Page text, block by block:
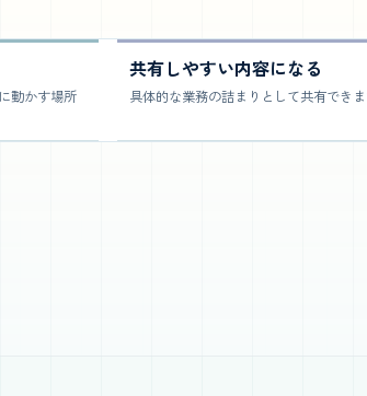
動かす場所
共有しやすい内容になる
具体的な業務の詰まりとして共有できま